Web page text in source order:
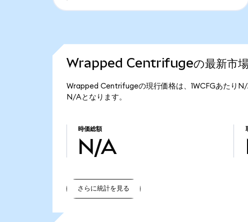
Wrapped Centrifugeの最新市場
Wrapped Centrifugeの現行価格は、1WCFGあたり
N/Aとなります。
時価総額
N/A
さらに統計を見る